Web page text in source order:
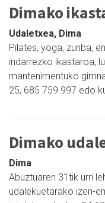
Dimako
Udaletxea, Dima
Pilates, yoga, zunba,
indarrezko ikastaroa,
mantenimentuko
25, 685 759 997 edo
Dimako
Dima
Abuztuaren 31tik urri
udalekuetarako izen-